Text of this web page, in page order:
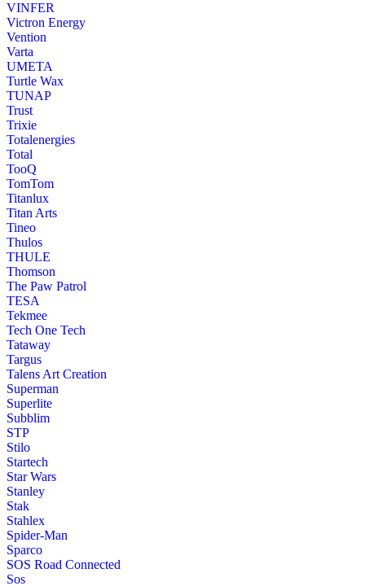
VINFER
Victron Energy
Vention
Varta
UMETA
Turtle Wax
TUNAP
Trust
Trixie
Totalenergies
Total
TooQ
TomTom
Titanlux
Titan Arts
Tineo
Thulos
THULE
Thomson
The Paw Patrol
TESA
Tekmee
Tech One Tech
Tataway
Targus
Talens Art Creation
Superman
Superlite
Subblim
STP
Stilo
Startech
Star Wars
Stanley
Stak
Stahlex
Spider-Man
Sparco
SOS Road Connected
Sos